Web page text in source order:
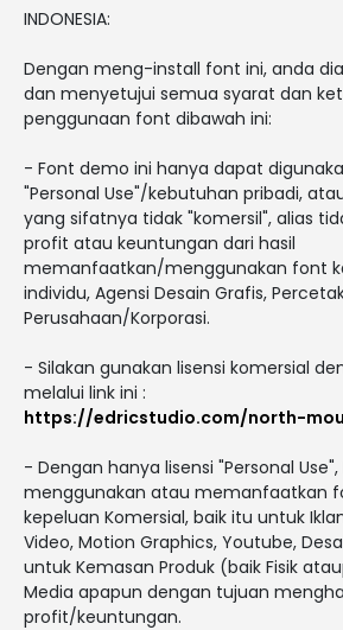
INDONESIA:
Dengan meng-install font ini, anda
dan menyetujui semua syarat dan
penggunaan font dibawah ini:
- Font demo ini hanya dapat
"Personal Use"/kebutuhan pribadi,
yang sifatnya tidak "komersil", alias
profit atau keuntungan dari hasil
memanfaatkan/menggunakan font
individu, Agensi Desain Grafis,
Perusahaan/Korporasi.
- Silakan gunakan lisensi komersial
melalui link ini :
https://edricstudio.com/north-
- Dengan hanya lisensi "Personal Use",
menggunakan atau memanfaatkan
kepeluan Komersial, baik itu untuk
Video, Motion Graphics, Youtube,
untuk Kemasan Produk (baik Fisik
Media apapun dengan tujuan
profit/keuntungan.